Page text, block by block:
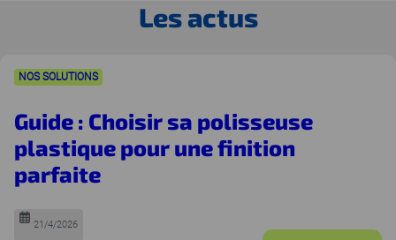
Les actus
NOS SOLUTIONS
Guide : Choisir sa polisseuse
plastique pour une finition
parfaite
21/4/2026